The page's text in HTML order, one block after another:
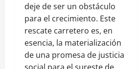
deje de ser un obstáculo
para el crecimiento. Este
rescate carretero es, en
esencia, la materialización
de una promesa de justicia